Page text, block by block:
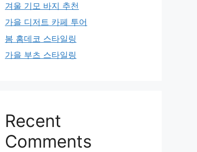
겨울 기모 바지 추천
가을 디저트 카페 투어
봄 홈데코 스타일링
가을 부츠 스타일링
Recent
Comments